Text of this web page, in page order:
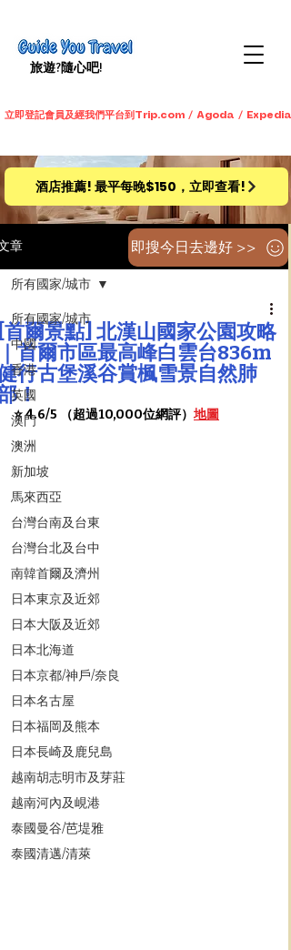
旅遊​?隨心吧!
立即登記會員及經我們平台到Trip.com / Agoda / Expedia
酒店推薦! 最平每晚$150，立即查看!
章
所有國家/城市
中國
香港
英國
澳門
澳洲
新加坡
馬來西亞
台灣台南及台東
台灣台北及台中
南韓首爾及濟州
日本東京及近郊
日本大阪及近郊
日本北海道
日本京都/神戶/奈良
日本名古屋
日本福岡及熊本
日本長崎及鹿兒島
越南胡志明市及芽莊
越南河內及峴港
泰國曼谷/芭堤雅
泰國清邁/清萊
所有國家/城市
爾景點] 北漢山國家公園攻略
首爾市區最高峰白雲台836m
行古堡溪谷賞楓雪景自然肺
！
⭐️ 4.6/5 （超過10,000位網評） 地圖
即搜今日去邊好 >>